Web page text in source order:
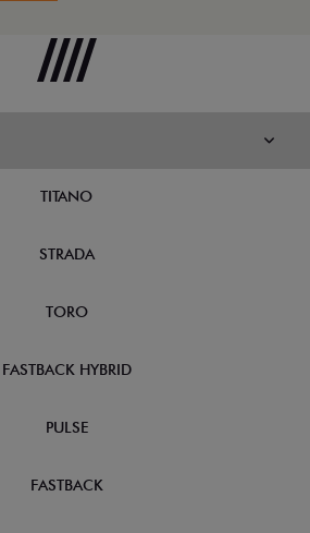
TITANO
STRADA
TORO
FASTBACK HYBRID
PULSE
FASTBACK